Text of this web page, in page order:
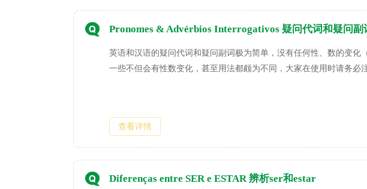
Pronomes & Advérbios Interrogativos 疑问代词和疑问副
英语和汉语的疑问代词和疑问副词极为简单，没有任何性、数的变化
一些不但会有性数变化，甚至用法都颇为不同，大家在使用时请务必
查看详情
Diferenças entre SER e ESTAR 辨析ser和estar